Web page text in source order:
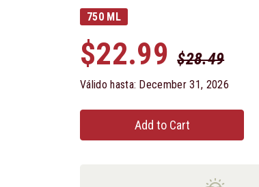
750 ML
$22.99 $28.49
Válido hasta: December 31, 2026
Add to Cart